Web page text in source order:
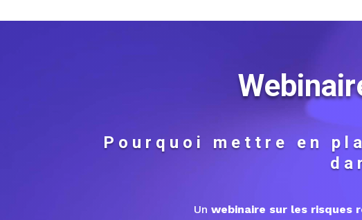
Pourquoi mettre en
Un webinaire sur les risques